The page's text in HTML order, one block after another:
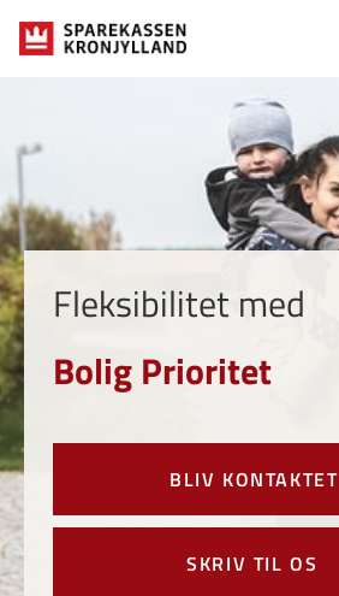
Fleksibilitet med
Bolig Prioritet
BLIV KONTAKTET
SKRIV TIL OS